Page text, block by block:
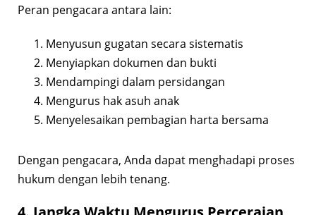
Peran pengacara antara lain:
Menyusun gugatan secara sistematis
Menyiapkan dokumen dan bukti
Mendampingi dalam persidangan
Mengurus hak asuh anak
Menyelesaikan pembagian harta bersama
Dengan pengacara, Anda dapat menghadapi proses
hukum dengan lebih tenang.